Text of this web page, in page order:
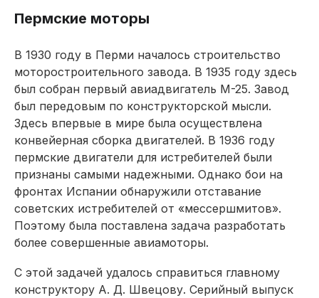
Пермские моторы
В 1930 году в Перми началось строительство
моторостроительного завода. В 1935 году здесь
был собран первый авиадвигатель М-25. Завод
был передовым по конструкторской мысли.
Здесь впервые в мире была осуществлена
конвейерная сборка двигателей. В 1936 году
пермские двигатели для истребителей были
признаны самыми надежными. Однако бои на
фронтах Испании обнаружили отставание
советских истребителей от «мессершмитов».
Поэтому была поставлена задача разработать
более совершенные авиа­моторы.
С этой задачей удалось справиться главному
конструктору А. Д. Швецову. Серийный выпуск